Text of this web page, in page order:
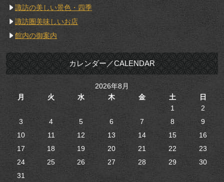
諏訪の美しい景色・四季
諏訪圏美味しいお店
館内の御案内
カレンダー／CALENDAR
2026年8月
月
火 水 木 金 土
日
1
2
3
4 5 6 7 8
9
10
11 12 13 14 15
16
17
18 19 20 21 22
23
24
25 26 27 28 29
30
31